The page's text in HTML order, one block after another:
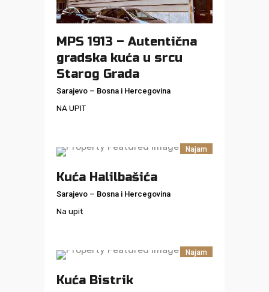
MPS 1913 – Autentična
gradska kuća u srcu
Starog Grada
Sarajevo – Bosna i Hercegovina
NA UPIT
Najam
Kuća Halilbašića
Sarajevo – Bosna i Hercegovina
Na upit
Najam
Kuća Bistrik